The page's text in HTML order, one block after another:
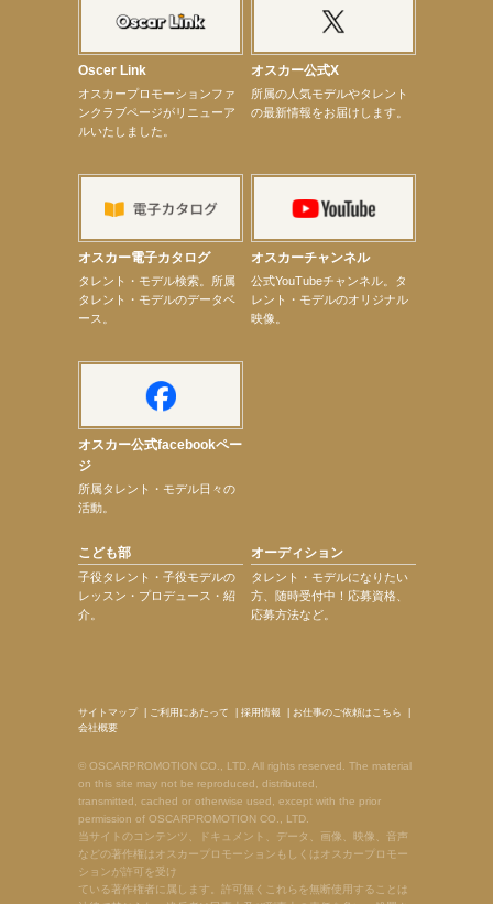
【昆虫ハンター牧田習】宝塚市立手塚治虫記念館トークショー＆宝塚文化芸術センター昆虫展示イ
【昆虫ハンター牧田習】8月13日（木）プライムツリー赤池「ふれあい昆虫フェスティバル」トーク
【井頭愛海】『小さなお葬式』TV-CM出演！
【定本楓馬】WEB DIGVII 連載企画『東京23時』に登場！
【髙橋ひかる】7月雑誌掲載情報
【elfin’】【小倉舞子】8月9日（日）「MxM’s produce event vol.14」に出演決定！
【elfin’】【辻美優】8月28日（金）「辻美優(elfin’)グレイテスト・ショー」に出演決定！
【elfin’】9月27日（日）「Beauty Voice Theater Reboot Vol.3」開催決定！
【本田紗来】「Ray」9月号発売中！
Oscer Link
オスカープロモーションファ
ンクラブページがリニューア
ルいたしました。
オスカー公式X
所属の人気モデルやタレント
の最新情報をお届けします。
オスカー電子カタログ
タレント・モデル検索。所属
タレント・モデルのデータベ
ース。
オスカーチャンネル
公式YouTubeチャンネル。タ
レント・モデルのオリジナル
映像。
オスカー公式facebookペー
ジ
所属タレント・モデル日々の
活動。
こども部
子役タレント・子役モデルの
レッスン・プロデュース・紹
介。
オーディション
タレント・モデルになりたい
方、随時受付中！応募資格、
応募方法など。
サイトマップ| ご利用にあたって 採用情報 お仕事のご依頼はこちら
会社概要
© OSCARPROMOTION CO., LTD. All rights reserved. The material
on this site may not be reproduced, distributed,
transmitted, cached or otherwise used, except with the prior
permission of OSCARPROMOTION CO., LTD.
当サイトのコンテンツ、ドキュメント、データ、画像、映像、音声
などの著作権はオスカープロモーションもしくはオスカープロモー
ションが許可を受け
ている著作権者に属します。許可無くこれらを無断使用することは